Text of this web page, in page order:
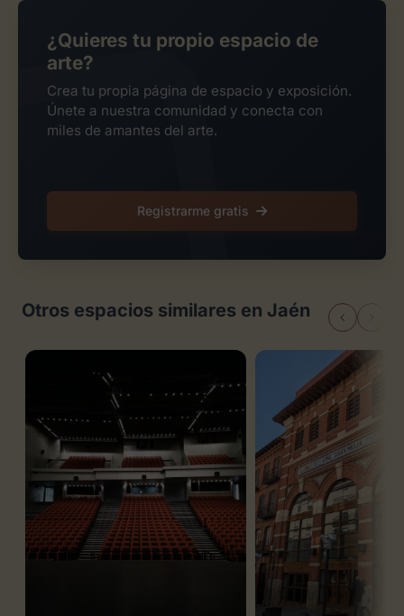
¿Quieres tu propio espacio de
arte?
Crea tu propia página de espacio y exposición.
Únete a nuestra comunidad y conecta con
miles de amantes del arte.
Registrarme gratis
Otros espacios similares en Jaén